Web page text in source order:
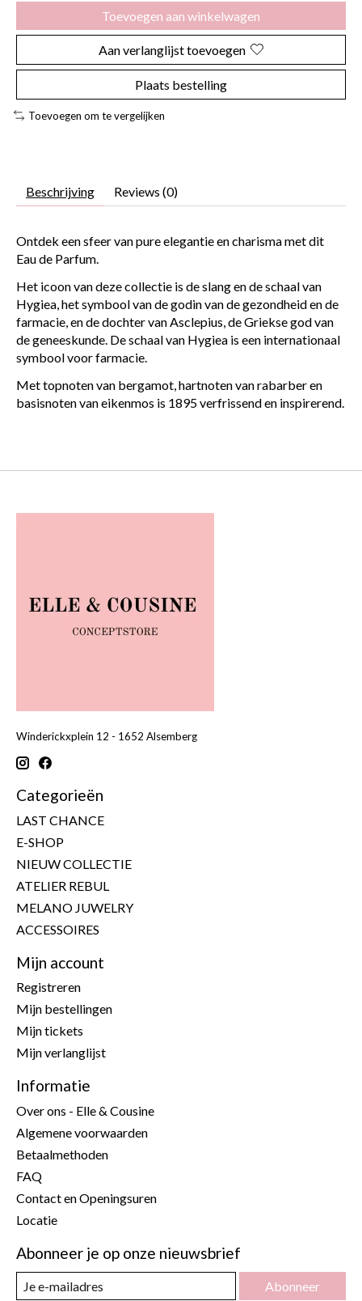
Toevoegen aan winkelwagen
Aan verlanglijst toevoegen
Plaats bestelling
Toevoegen om te vergelijken
Beschrijving Reviews (0)
Ontdek een sfeer van pure elegantie en charisma met dit
Eau de Parfum.
Het icoon van deze collectie is de slang en de schaal van
Hygiea, het symbool van de godin van de gezondheid en de
farmacie, en de dochter van Asclepius, de Griekse god van
de geneeskunde. De schaal van Hygiea is een internationaal
symbool voor farmacie.
Met topnoten van bergamot, hartnoten van rabarber en
basisnoten van eikenmos is 1895 verfrissend en inspirerend.
Winderickxplein 12 - 1652 Alsemberg
Categorieën
LAST CHANCE
E-SHOP
NIEUW COLLECTIE
ATELIER REBUL
MELANO JUWELRY
ACCESSOIRES
Mijn account
Registreren
Mijn bestellingen
Mijn tickets
Mijn verlanglijst
Informatie
Over ons - Elle & Cousine
Algemene voorwaarden
Betaalmethoden
FAQ
Contact en Openingsuren
Locatie
Abonneer je op onze nieuwsbrief
Abonneer